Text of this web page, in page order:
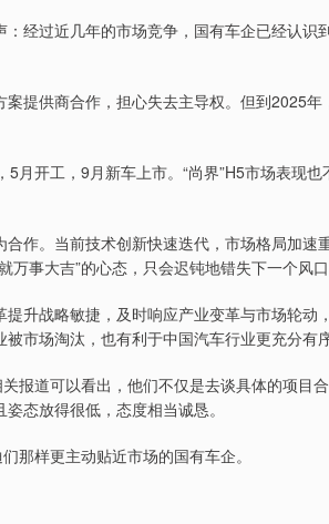
经过近几年的市场竞争，国有车企已经认识
提供商合作，担心失去主导权。但到2025
开工，9月新车上市。“尚界”H5市场表现
作。当前技术创新快速迭代，市场格局加速
事大吉”的心态，只会迟钝地错失下一个风口
升战略敏捷，及时响应产业变革与市场轮动
市场淘汰，也有利于中国汽车行业更充分有
报道可以看出，他们不仅是去谈具体的项目
态放得很低，态度相当诚恳。
那样更主动贴近市场的国有车企。